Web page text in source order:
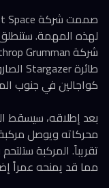
كواجالين في جنوب
بعد إطلاقه، سيسقط
تقريباً. المركبة
مما قد يمنحه عمراً إضافياً